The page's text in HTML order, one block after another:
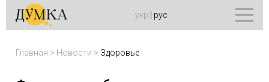
укр рус
Главная > Новости > Здоровье